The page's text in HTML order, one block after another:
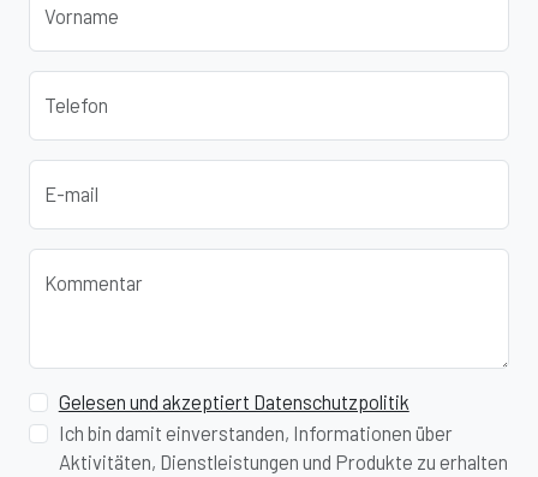
Vorname
Telefon
E-mail
Kommentar
Gelesen und akzeptiert Datenschutzpolitik
Ich bin damit einverstanden, Informationen über
Aktivitäten, Dienstleistungen und Produkte zu erhalten